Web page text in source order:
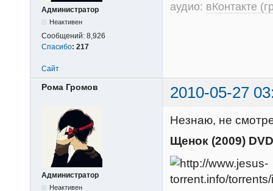
Администратор
Неактивен
Сообщений: 8,926
Спасибо: 217
аудио: вКонтакте
Сайт
Рома Громов 2010-05-27
Администратор
Неактивен
Незнаю, не
Щенок (2009)